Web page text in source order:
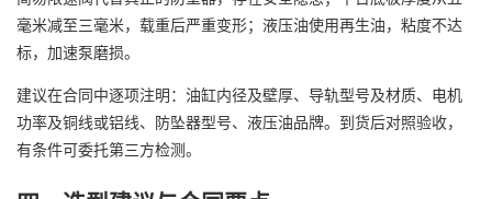
毫米减至三毫米，载重后严重变形；液压油使用再生油，粘度不达
标，加速泵磨损。
建议在合同中逐项注明：油缸内径及壁厚、导轨型号及材质、电机
功率及铜线或铝线、防坠器型号、液压油品牌。到货后对照验收，
有条件可委托第三方检测。